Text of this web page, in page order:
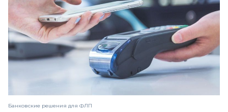
Банковские решения для ФЛП